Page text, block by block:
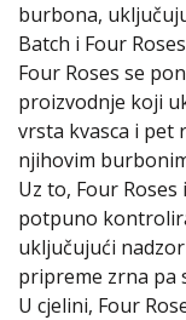
burbona,
Batch i Four
Four Roses se
proizvodnje koji
vrsta kvasca i pet
njihovim
Uz to, Four
potpuno
uključujući
pripreme zrna pa
U cjelini, Four